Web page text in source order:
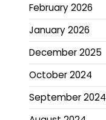
February 2026
January 2026
December 2025
October 2024
September 2024